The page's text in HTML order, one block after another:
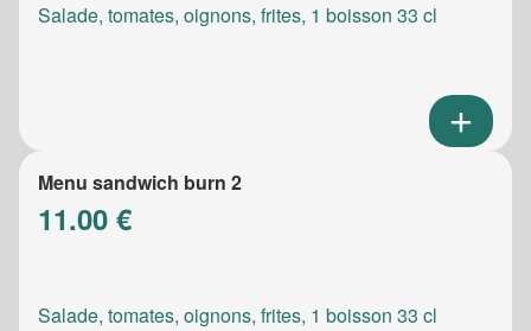
Salade, tomates, oignons, frites, 1 boisson 33 cl
Menu sandwich burn 2
11.00 €
Salade, tomates, oignons, frites, 1 boisson 33 cl